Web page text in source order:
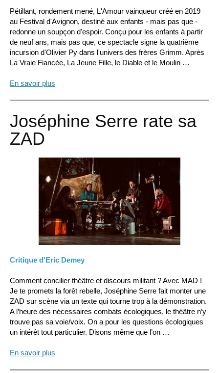
Pétillant, rondement mené, L'Amour vainqueur créé en 2019
au Festival d'Avignon, destiné aux enfants - mais pas que -
redonne un soupçon d'espoir. Conçu pour les enfants à partir
de neuf ans, mais pas que, ce spectacle signe la quatrième
incursion d'Olivier Py dans l'univers des frères Grimm. Après
La Vraie Fiancée, La Jeune Fille, le Diable et le Moulin …
En savoir plus
Joséphine Serre rate sa
ZAD
Critique d'Eric Demey
Comment concilier théâtre et discours militant ? Avec MAD !
Je te promets la forêt rebelle, Joséphine Serre fait monter une
ZAD sur scène via un texte qui tourne trop à la démonstration.
A l’heure des nécessaires combats écologiques, le théâtre n’y
trouve pas sa voie/voix. On a pour les questions écologiques
un intérêt tout particulier. Disons même que l’on …
En savoir plus